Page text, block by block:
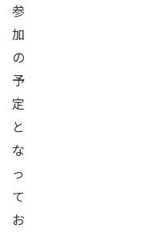
参
加
の
予
定
と
な
っ
て
お